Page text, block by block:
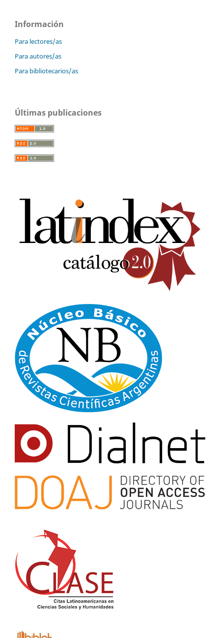
Información
Para lectores/as
Para autores/as
Para bibliotecarios/as
Últimas publicaciones